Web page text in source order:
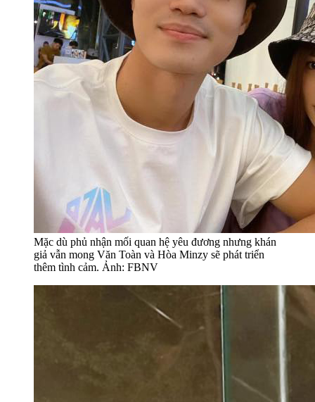
Mặc dù phủ nhận mối quan hệ yêu đương nhưng khán
giả vẫn mong Văn Toàn và Hòa Minzy sẽ phát triển
thêm tình cảm. Ảnh: FBNV